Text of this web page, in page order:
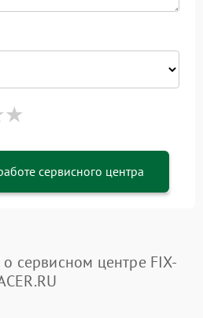
сервисного центра
сервисном центре FIX-